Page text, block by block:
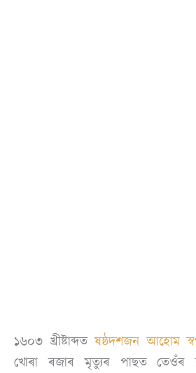
১৬০৩ খ্ৰীষ্টাব্দতষষ্ঠদশজন আহোম
খোৰা ৰজাৰ মৃত্যুৰ পাছত তেওঁৰ